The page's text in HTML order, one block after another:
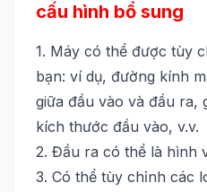
cấu hình bổ sung
1. Máy có thể được tùy
bạn: ví dụ, đường kính
giữa đầu vào và đầu ra,
kích thước đầu vào, v.v.
2. Đầu ra có thể là hình
3. Có thể tùy chỉnh các